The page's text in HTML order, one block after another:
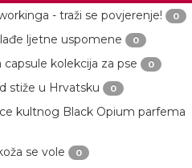
- traži se povjerenje!
0
ljetne uspomene 0
kolekcija za pse 0
stiže u Hrvatsku 0
kultnog Black Opium parfema
se vole 0